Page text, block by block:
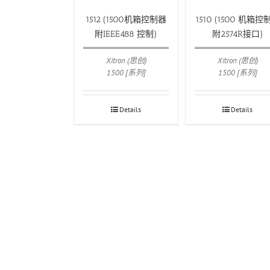
1512 (1500机箱控制器
附IEEE488 控制)
Xitron (思创)
1500 [系列]
Details
1510 (1500 机箱控
附2574R接口)
Xitron (思创)
1500 [系列]
Details